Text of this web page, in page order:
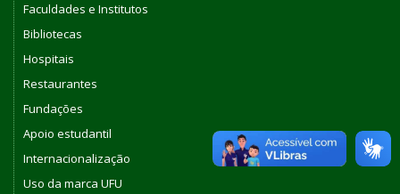
Faculdades e Institutos
Bibliotecas
Hospitais
Restaurantes
Fundações
Apoio estudantil
Internacionalização
Uso da marca UFU